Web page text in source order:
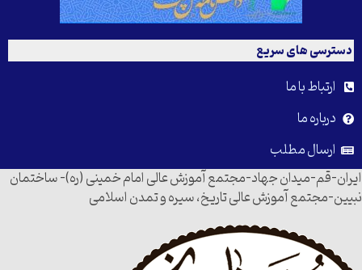
دسترسی های سریع
ارتباط با ما
درباره ما
ارسال مطلب
ایران-قم-میدان جهاد-مجتمع آموزش عالی امام خمینی (ره)- ساختمان
نبیین-مجتمع آموزش عالی تاریخ، سیره و تمدن اسلامی